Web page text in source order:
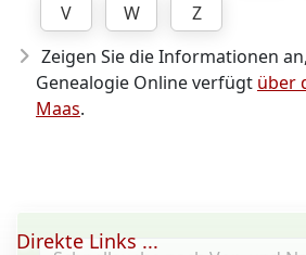
V
W
Z
Zeigen Sie die Informationen
Genealogie Online verfügt über
Maas.
Direkte Links ...